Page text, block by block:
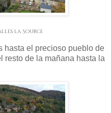
la Source
hasta el precioso pueblo de
resto de la mañana hasta la